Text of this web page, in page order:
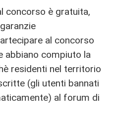
concorso è gratuita,
al concorso
abbiano compiuto la
residenti nel territorio
(gli utenti bannati
al forum di